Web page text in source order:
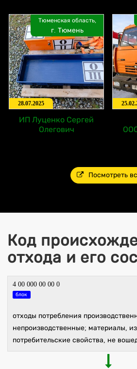
Тюменская область,
г. Тюмень
28.07.2025
ИП Луценко Сергей
Олегович
Посмотреть
Код
отхода и его
4 00 000 00 00 0
блок
отходы потребления
непроизводственные; материалы,
потребительские свойства, не